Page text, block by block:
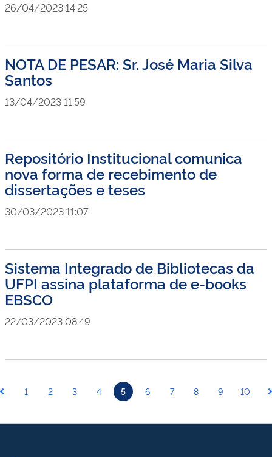
26/04/2023 14:25
NOTA DE PESAR: Sr. José Maria Silva
Santos
13/04/2023 11:59
Repositório Institucional comunica
nova forma de recebimento de
dissertações e teses
30/03/2023 11:07
Sistema Integrado de Bibliotecas da
UFPI assina plataforma de e-books
EBSCO
22/03/2023 08:49
1 2 3 4 5 6 7 8 9 10